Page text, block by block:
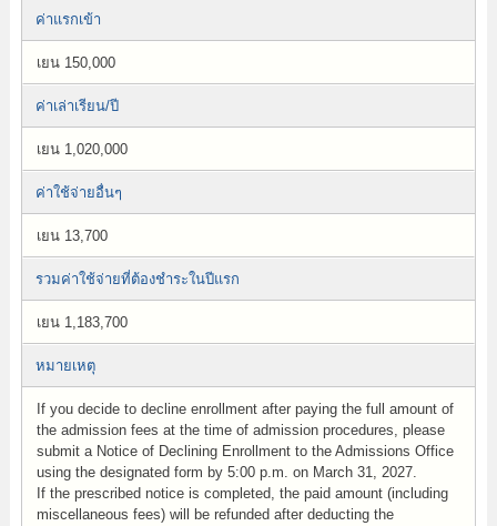
ค่าแรกเข้า
เยน 150,000
ค่าเล่าเรียน/ปี
เยน 1,020,000
ค่าใช้จ่ายอื่นๆ
เยน 13,700
รวมค่าใช้จ่ายที่ต้องชำระในปีแรก
เยน 1,183,700
หมายเหตุ
If you decide to decline enrollment after paying the full amount of
the admission fees at the time of admission procedures, please
submit a Notice of Declining Enrollment to the Admissions Office
using the designated form by 5:00 p.m. on March 31, 2027.
If the prescribed notice is completed, the paid amount (including
miscellaneous fees) will be refunded after deducting the